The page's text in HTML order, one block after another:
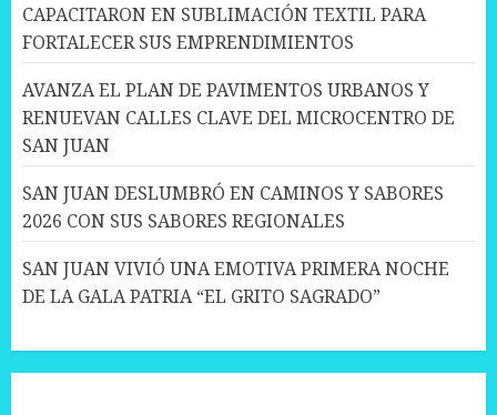
CAPACITARON EN SUBLIMACIÓN TEXTIL PARA
FORTALECER SUS EMPRENDIMIENTOS
AVANZA EL PLAN DE PAVIMENTOS URBANOS Y
RENUEVAN CALLES CLAVE DEL MICROCENTRO DE
SAN JUAN
SAN JUAN DESLUMBRÓ EN CAMINOS Y SABORES
2026 CON SUS SABORES REGIONALES
SAN JUAN VIVIÓ UNA EMOTIVA PRIMERA NOCHE
DE LA GALA PATRIA “EL GRITO SAGRADO”